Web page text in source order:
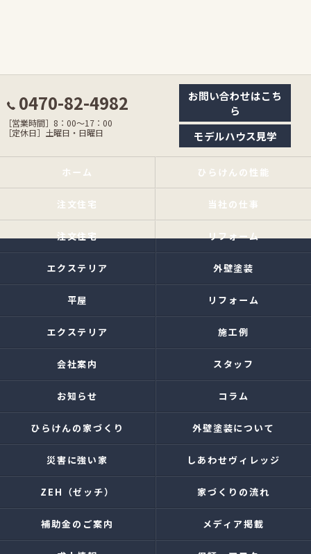
0470-82-4982
［営業時間］8：00〜17：00
［定休日］土曜日・日曜日
お問い合わせはこち
ら
モデルハウス見学
ホーム ひらけんの性能
注文住宅 当社の仕事
注文住宅 リフォーム
エクステリア 外壁塗装
平屋 リフォーム
エクステリア 施工例
会社案内 スタッフ
お知らせ コラム
ひらけんの家づくり 外壁塗装について
災害に強い家 しあわせヴィレッジ
ZEH（ゼッチ） 家づくりの流れ
補助金のご案内 メディア掲載